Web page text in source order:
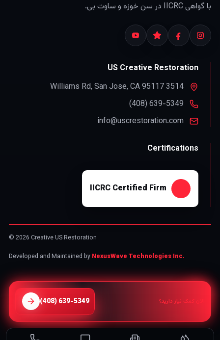
با گواهی IICRC در سن خوزه و ساوت بی.
US Creative Restoration
3514 Williams Rd
, San Jose, CA95117
info@uscrestoration.com
Certifications
IICRC Certified Firm
© 2026 Creative US Restoration
Developed and Maintained by NexusWave Technologies Inc.
الان کمک نیاز دارید؟ ⁦(408) 639-5349⁩